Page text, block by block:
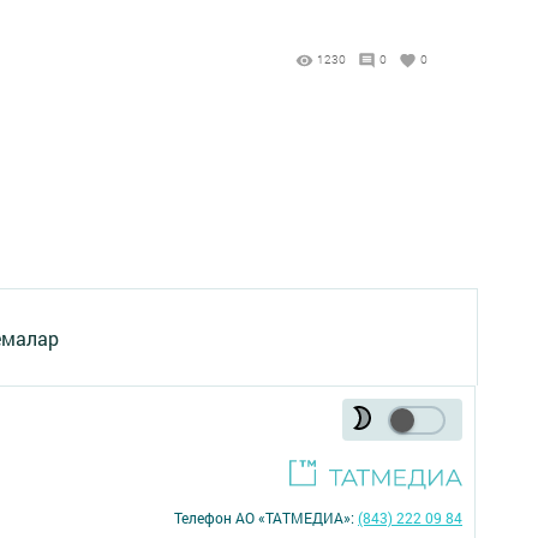
1230 0 0
Телефон АО «ТАТМЕДИА»:(843) 222 09 84